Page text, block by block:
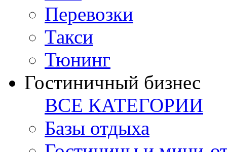
Перевозки
Такси
Тюнинг
Гостиничный бизнес
ВСЕ КАТЕГОРИИ
Базы отдыха